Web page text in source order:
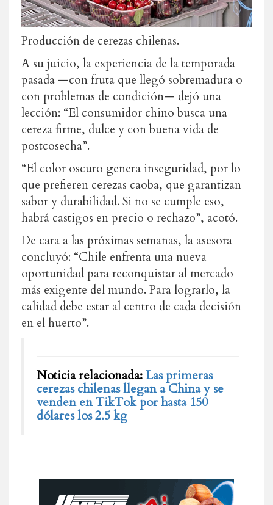
Producción de cerezas chilenas.
A su juicio, la experiencia de la temporada
pasada —con fruta que llegó sobremadura o
con problemas de condición— dejó una
lección: “El consumidor chino busca una
cereza firme, dulce y con buena vida de
postcosecha”.
“El color oscuro genera inseguridad, por lo
que prefieren cerezas caoba, que garantizan
sabor y durabilidad. Si no se cumple eso,
habrá castigos en precio o rechazo”, acotó.
De cara a las próximas semanas, la asesora
concluyó: “Chile enfrenta una nueva
oportunidad para reconquistar al mercado
más exigente del mundo. Para lograrlo, la
calidad debe estar al centro de cada decisión
en el huerto”.
Noticia relacionada:Las primeras
cerezas chilenas llegan a China y se
venden en TikTok por hasta 150
dólares los 2.5 kg